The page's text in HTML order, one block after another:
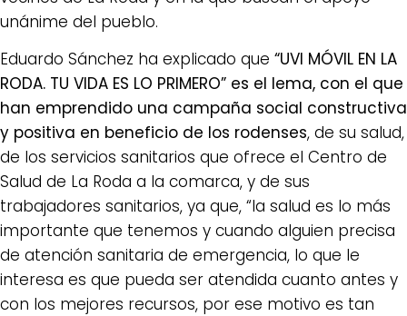
unánime del pueblo.
Eduardo Sánchez ha explicado que “UVI MÓVIL EN LA
RODA. TU VIDA ES LO PRIMERO” es el lema, con el que
han emprendido una campaña social constructiva
y positiva en beneficio de los rodenses, de su salud,
de los servicios sanitarios que ofrece el Centro de
Salud de La Roda a la comarca, y de sus
trabajadores sanitarios, ya que, “la salud es lo más
importante que tenemos y cuando alguien precisa
de atención sanitaria de emergencia, lo que le
interesa es que pueda ser atendida cuanto antes y
con los mejores recursos, por ese motivo es tan